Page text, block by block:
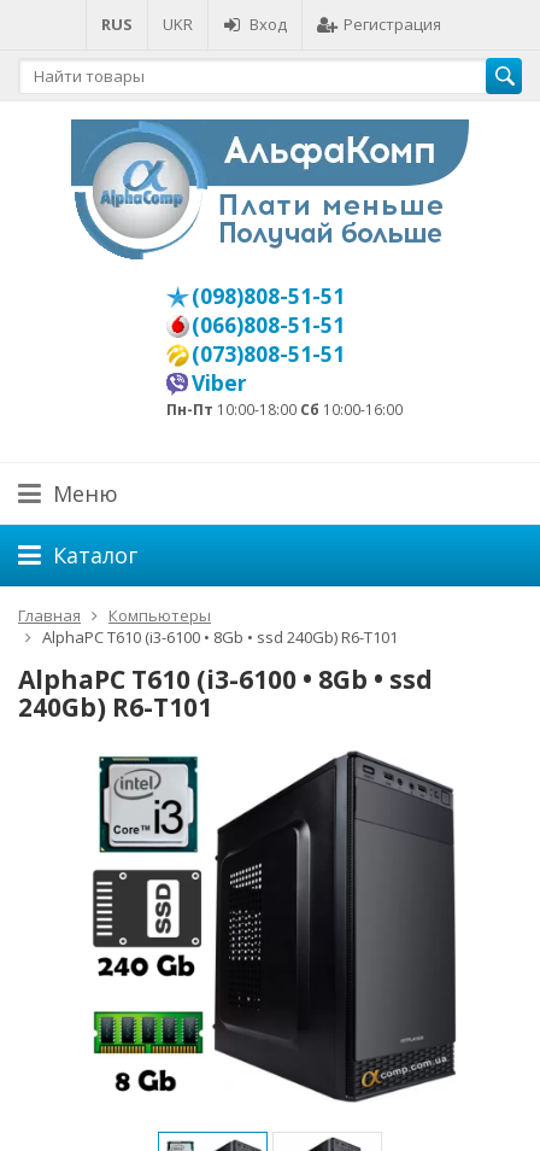
RUS UKR Вход Регистрация
(098)808-51-51
(066)808-51-51
(073)808-51-51
Viber
Пн-Пт 10:00-18:00 Сб 10:00-16:00
Меню
Каталог
Главная
Компьютеры
AlphaPC T610 (i3-6100 • 8Gb • ssd 240Gb) R6-T101
AlphaPC T610 (i3-6100 • 8Gb • ssd
240Gb) R6-T101